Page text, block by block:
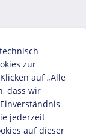
in Kiel, 1918
zur
auf „Alle
dass wir
jederzeit
auf dieser